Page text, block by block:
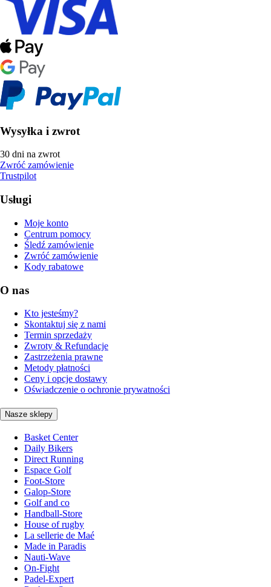
Wysyłka i zwrot
30 dni na zwrot
Zwróć zamówienie
Trustpilot
Usługi
Moje konto
Centrum pomocy
Śledź zamówienie
Zwróć zamówienie
Kody rabatowe
O nas
Kto jesteśmy?
Skontaktuj się z nami
Termin sprzedaży
Zwroty & Refundacje
Zastrzeżenia prawne
Metody płatności
Ceny i opcje dostawy
Oświadczenie o ochronie prywatności
Nasze sklepy
Basket Center
Daily Bikers
Direct Running
Espace Golf
Foot-Store
Galop-Store
Golf and co
Handball-Store
House of rugby
La sellerie de Maé
Made in Paradis
Nauti-Wave
On-Fight
Padel-Expert